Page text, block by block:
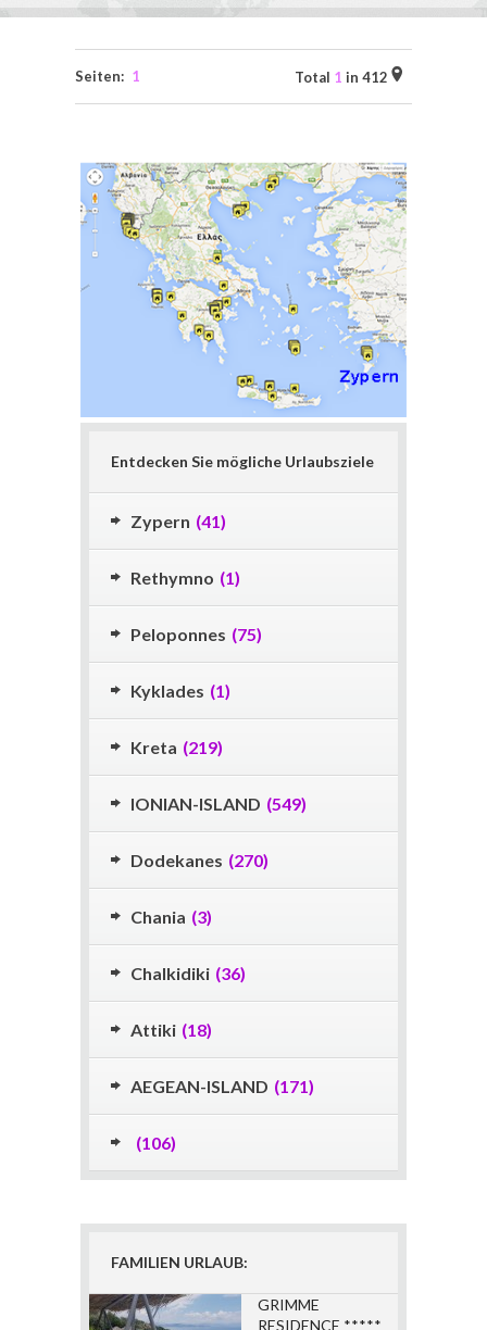
Seiten: 1 Total 1 in 412
Entdecken Sie mögliche Urlaubsziele
Zypern (41)
Rethymno (1)
Peloponnes (75)
Kyklades (1)
Kreta (219)
IONIAN-ISLAND (549)
Dodekanes (270)
Chania (3)
Chalkidiki (36)
Attiki (18)
AEGEAN-ISLAND (171)
(106)
FAMILIEN URLAUB:
GRIMME
RESIDENCE *****